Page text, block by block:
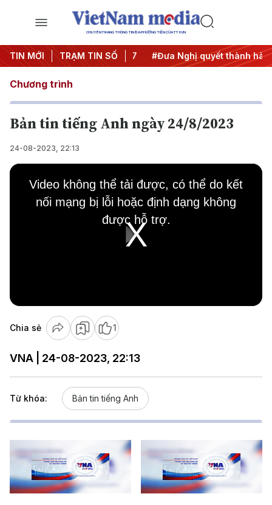
CHUYÊN TRANG THÔNG TIN ĐA PHƯƠNG TIỆN CỦA TTXVN
TIN MỚI TRẠM TIN SỐ
Trung ương 3 #APEC 2027 #Đưa Nghị quyết thành hành
Chương trình
Bản tin tiếng Anh ngày 24/8/2023
24-08-2023, 22:13
Play
Video
This
window.
Video không thể tải được, có thể do kết
nối mạng bị lỗi hoặc định dạng không
được hỗ trợ.
Chia sẻ 1
VNA | 24-08-2023, 22:13
Từ khóa: Bản tin tiếng Anh